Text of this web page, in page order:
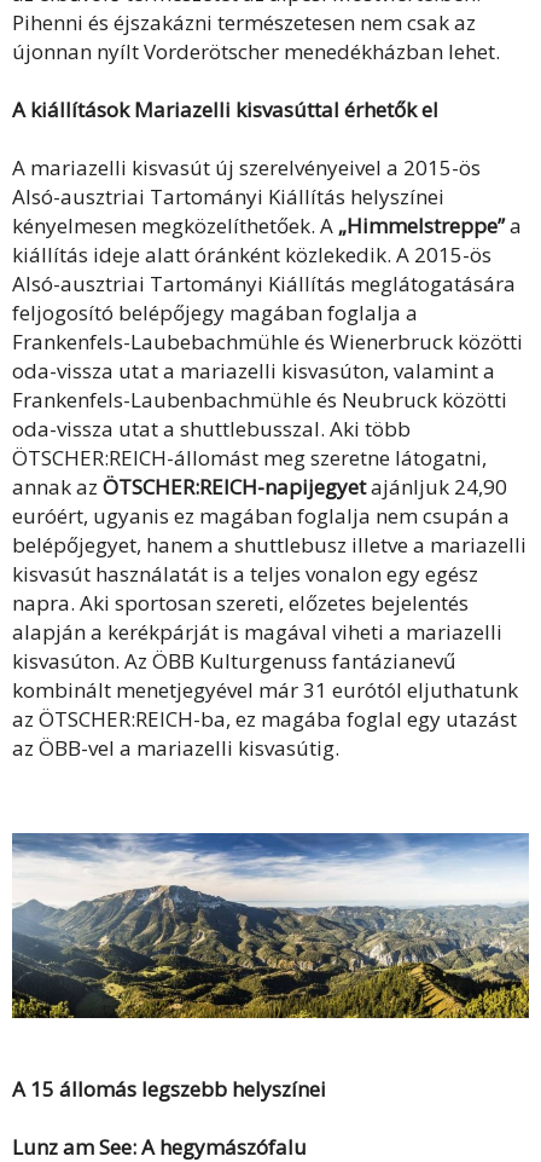
Pihenni és éjszakázni természetesen nem csak az
újonnan nyílt Vorderötscher menedékházban lehet.
A kiállítások Mariazelli kisvasúttal érhetők el
A mariazelli kisvasút új szerelvényeivel a 2015-ös
Alsó-ausztriai Tartományi Kiállítás helyszínei
kényelmesen megközelíthetőek. A „Himmelstreppe”a
kiállítás ideje alatt óránként közlekedik. A 2015-ös
Alsó-ausztriai Tartományi Kiállítás meglátogatására
feljogosító belépőjegy magában foglalja a
Frankenfels-Laubebachmühle és Wienerbruck közötti
oda-vissza utat a mariazelli kisvasúton, valamint a
Frankenfels-Laubenbachmühle és Neubruck közötti
oda-vissza utat a shuttlebusszal. Aki több
ÖTSCHER:REICH-állomást meg szeretne látogatni,
annak az ÖTSCHER:REICH-napijegyetajánljuk 24,90
euróért, ugyanis ez magában foglalja nem csupán a
belépőjegyet, hanem a shuttlebusz illetve a mariazelli
kisvasút használatát is a teljes vonalon egy egész
napra. Aki sportosan szereti, előzetes bejelentés
alapján a kerékpárját is magával viheti a mariazelli
kisvasúton. Az ÖBB Kulturgenuss fantázianevű
kombinált menetjegyével már 31 eurótól eljuthatunk
az ÖTSCHER:REICH-ba, ez magába foglal egy utazást
az ÖBB-vel a mariazelli kisvasútig.
A 15 állomás legszebb helyszínei
Lunz am See: A hegymászófalu